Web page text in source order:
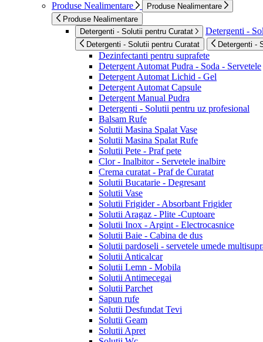
Produse Nealimentare
Produse Nealimentare
Produse Nealimentare
Detergenti - Solutii pentru Curatat
Detergenti -
Detergenti - Solutii pentru Curatat Detergenti -
Dezinfectanti pentru suprafete
Detergent Automat Pudra - Soda - Servetele
Detergent Automat Lichid - Gel
Detergent Automat Capsule
Detergent Manual Pudra
Detergenti - Solutii pentru uz profesional
Balsam Rufe
Solutii Masina Spalat Vase
Solutii Masina Spalat Rufe
Solutii Pete - Praf pete
Clor - Inalbitor - Servetele inalbire
Crema curatat - Praf de Curatat
Solutii Bucatarie - Degresant
Solutii Vase
Solutii Frigider - Absorbant Frigider
Solutii Aragaz - Plite -Cuptoare
Solutii Inox - Argint - Electrocasnice
Solutii Baie - Cabina de dus
Solutii pardoseli - servetele umede
Solutii Anticalcar
Solutii Lemn - Mobila
Solutii Antimecegai
Solutii Parchet
Sapun rufe
Solutii Desfundat Tevi
Solutii Geam
Solutii Apret